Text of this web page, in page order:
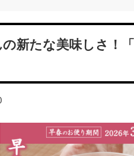
新たな美味しさ！